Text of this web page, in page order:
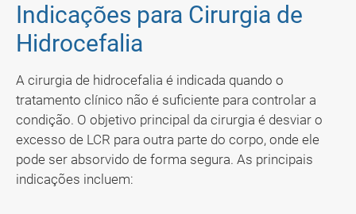
Indicações para Cirurgia de
Hidrocefalia
A cirurgia de hidrocefalia é indicada quando o
tratamento clínico não é suficiente para controlar a
condição. O objetivo principal da cirurgia é desviar o
excesso de LCR para outra parte do corpo, onde ele
pode ser absorvido de forma segura. As principais
indicações incluem: